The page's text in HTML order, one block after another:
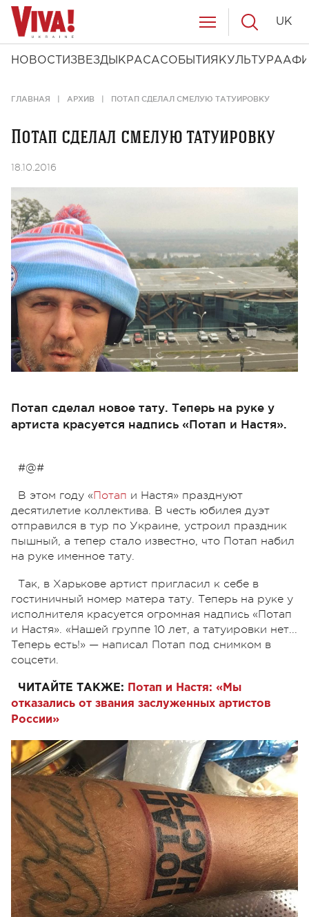
НОВОСТИ ЗВЕЗДЫ КРАСАСОБЫТИЯ КУЛЬТУРА
UK
ГЛАВНАЯ АРХИВ ПОТАП СДЕЛАЛ СМЕЛУЮ ТАТУИРОВКУ
Потап сделал смелую татуировку
18.10.2016
Потап сделал новое тату. Теперь на руке у
артиста красуется надпись «Потап и Настя».
#@#
В этом году «Потап и Настя» празднуют
десятилетие коллектива. В честь юбилея дуэт
отправился в тур по Украине, устроил праздник
пышный, а тепер стало известно, что Потап набил
на руке именное тату.
Так, в Харькове артист пригласил к себе в
гостиничный номер матера тату. Теперь на руке у
исполнителя красуется огромная надпись «Потап
и Настя». «Нашей группе 10 лет, а татуировки нет...
Теперь есть!» — написал Потап под снимком в
соцсети.
ЧИТАЙТЕ ТАКЖЕ:
Потап и Настя: «Мы
отказались от звания заслуженных артистов
России»